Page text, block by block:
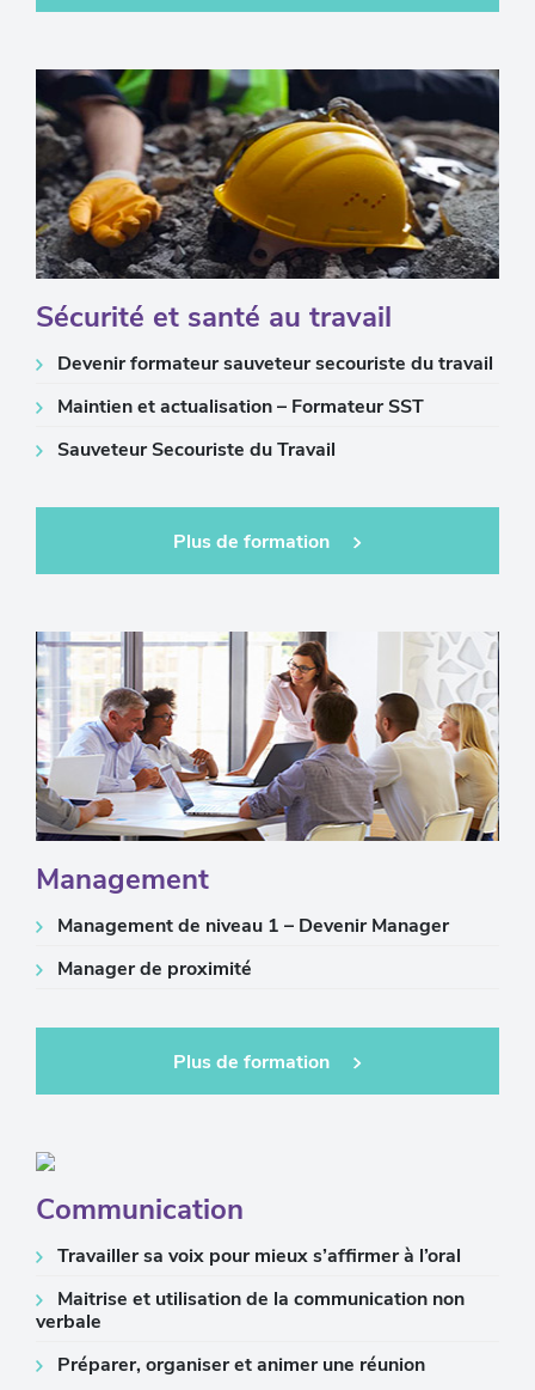
Sécurité et santé au travail
Devenir formateur sauveteur secouriste du travail
Maintien et actualisation – Formateur SST
Sauveteur Secouriste du Travail
Plus de formation
Management
Management de niveau 1 – Devenir Manager
Manager de proximité
Plus de formation
Communication
Travailler sa voix pour mieux s’affirmer à l’oral
Maitrise et utilisation de la communication non
verbale
Préparer, organiser et animer une réunion